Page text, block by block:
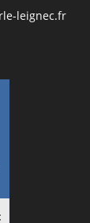
leignec.fr